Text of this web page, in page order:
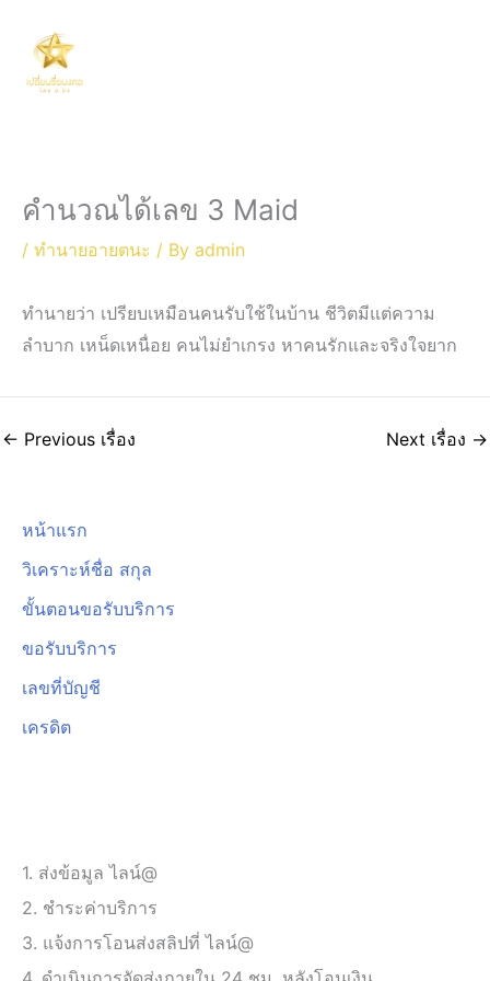
content
คำนวณได้เลข 3 Maid
/ ทำนายอายตนะ / By admin
ทำนายว่า เปรียบเหมือนคนรับใช้ในบ้าน ชีวิตมีแต่ความ
ลำบาก เหน็ดเหนื่อย คนไม่ยำเกรง หาคนรักและจริงใจยาก
← Previous เรื่อง Next เรื่อง →
หน้าแรก
วิเคราะห์ชื่อ สกุล
ขั้นตอนขอรับบริการ
ขอรับบริการ
เลขที่บัญชี
เครดิต
1. ส่งข้อมูล ไลน์@
2. ชำระค่าบริการ
3. แจ้งการโอนส่งสลิปที่ ไลน์@